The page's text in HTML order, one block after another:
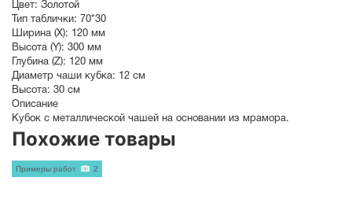
Цвет: Золотой
Тип таблички: 70*30
Ширина (X): 120 мм
Высота (Y): 300 мм
Глубина (Z): 120 мм
Диаметр чаши кубка: 12 см
Высота: 30 см
Описание
Кубок с металлической чашей на основании из мрамора.
Похожие товары
Примеры работ 2